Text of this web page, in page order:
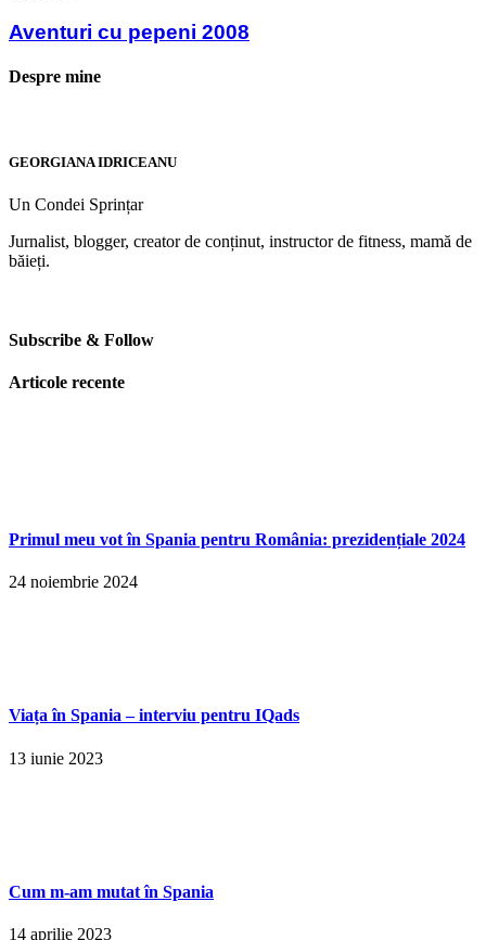
Aventuri cu pepeni 2008
Despre mine
GEORGIANA IDRICEANU
Un Condei Sprințar
Jurnalist, blogger, creator de conținut, instructor de fitness, mamă de
băieți.
Subscribe & Follow
Articole recente
Primul meu vot în Spania pentru România: prezidențiale 2024
24 noiembrie 2024
Viața în Spania – interviu pentru IQads
13 iunie 2023
Cum m-am mutat în Spania
14 aprilie 2023